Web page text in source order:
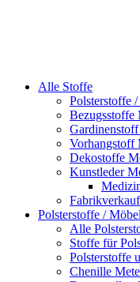
Alle Stoffe
Polsterstoffe
Bezugsstoffe
Vorhangstoff
Dekostoffe
Kunstleder
Polsterstoffe /
Alle
Stoffe für
Polsterstoffe
Chenille